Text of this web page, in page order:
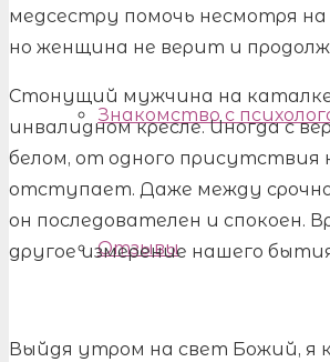
Знакомство с
Отзывы
медсестру помочь несмотря
но женщина не верит и
Стонущий мужчина на каталке
инвалидном кресле. Иногда с
белом, от одного присутствия
отступает. Даже между
он последователен и спокоен.
другое измерение нашего
Выйдя утром на свет Божий, я